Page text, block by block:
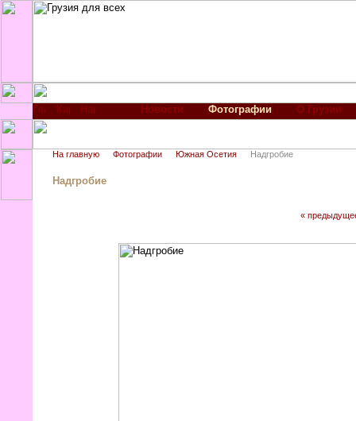
Новости Фотографии О Грузии
На главную Фотографии Южная Осетия Надгробие
Надгробие
«